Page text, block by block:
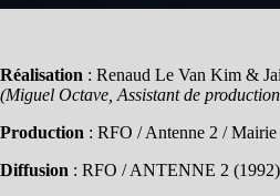
Réalisation : Renaud Le Van Kim &
(Miguel Octave, Assistant de
Production : RFO / Antenne 2 / Mairie
Diffusion : RFO / ANTENNE 2 (1992)